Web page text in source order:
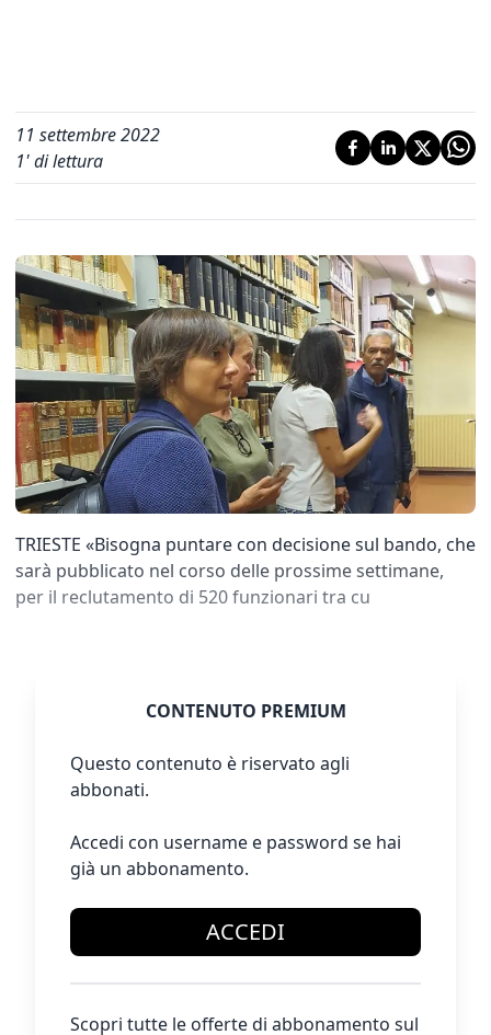
11 settembre 2022
1' di lettura
TRIESTE «Bisogna puntare con decisione sul bando, che
sarà pubblicato nel corso delle prossime settimane,
per il reclutamento di 520 funzionari tra cu
CONTENUTO PREMIUM
Questo contenuto è riservato agli
abbonati.
Accedi con username e password se hai
già un abbonamento.
ACCEDI
Scopri tutte le offerte di abbonamento sul